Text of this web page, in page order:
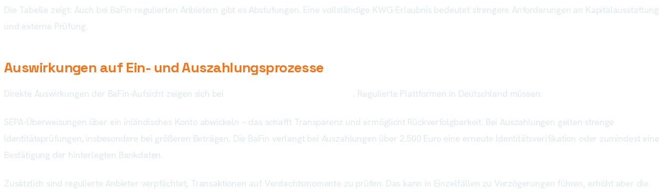
Die Tabelle zeigt: Auch bei BaFin-regulierten Anbietern gibt es Abstufungen. Eine vollständige KWG-Erlaubnis bedeutet strengere Anforderungen an Kapitalausstattung
und externe Prüfung.
Auswirkungen auf Ein- und Auszahlungsprozesse
Direkte Auswirkungen der BaFin-Aufsicht zeigen sich bei . Regulierte Plattformen in Deutschland müssen:
SEPA-Überweisungen über ein inländisches Konto abwickeln – das schafft Transparenz und ermöglicht Rückverfolgbarkeit. Bei Auszahlungen gelten strenge
Identitätsprüfungen, insbesondere bei größeren Beträgen. Die BaFin verlangt bei Auszahlungen über 2.500 Euro eine erneute Identitätsverifikation oder zumindest eine
Bestätigung der hinterlegten Bankdaten.
Zusätzlich sind regulierte Anbieter verpflichtet, Transaktionen auf Verdachtsmomente zu prüfen. Das kann in Einzelfällen zu Verzögerungen führen, erhöht aber die